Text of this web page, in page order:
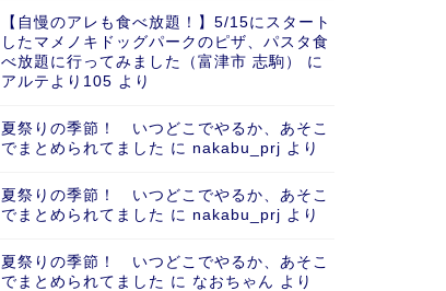
【自慢のアレも食べ放題！】5/15にスタート
したマメノキドッグパークのピザ、パスタ食
べ放題に行ってみました（富津市 志駒）
に
アルテより105 より
夏祭りの季節！ いつどこでやるか、あそこ
でまとめられてました に nakabu_prj より
夏祭りの季節！ いつどこでやるか、あそこ
でまとめられてました に nakabu_prj より
夏祭りの季節！ いつどこでやるか、あそこ
でまとめられてました に なおちゃん より